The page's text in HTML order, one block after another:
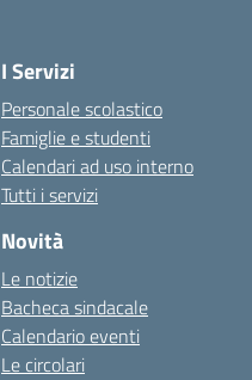
I Servizi
Personale scolastico
Famiglie e studenti
Calendari ad uso interno
Tutti i servizi
Novità
Le notizie
Bacheca sindacale
Calendario eventi
Le circolari